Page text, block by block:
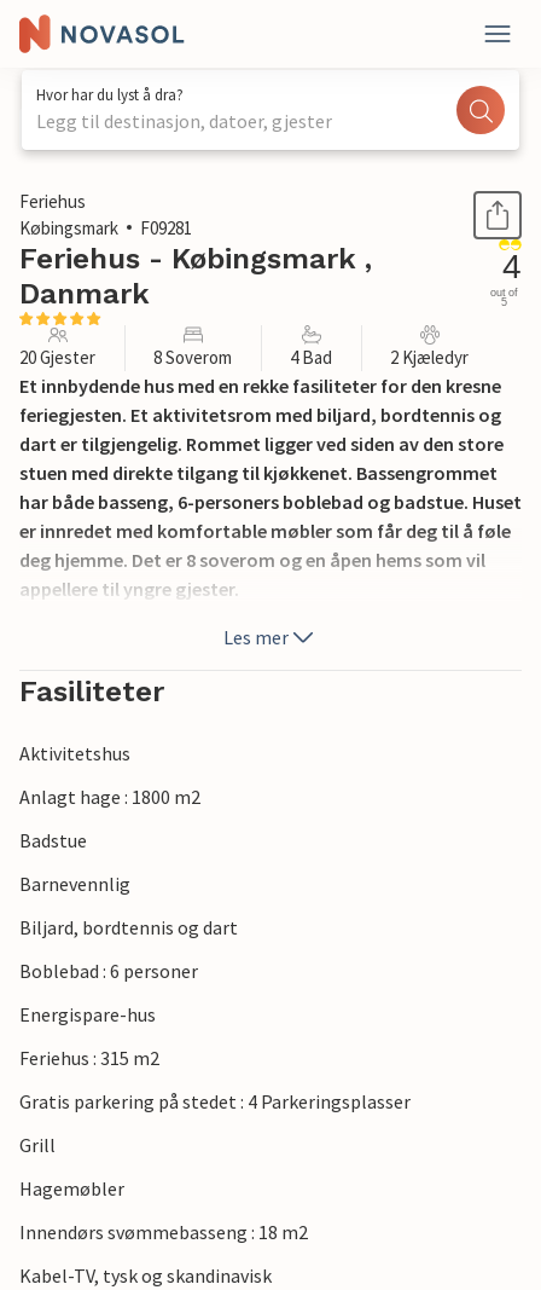
Hvor har du lyst å dra?
Legg til destinasjon, datoer, gjester
1 / 31
Feriehus
Købingsmark
F09281
Feriehus - Købingsmark ,
Danmark
4
out of
5
20 Gjester 8 Soverom 4 Bad 2 Kjæledyr
Et innbydende hus med en rekke fasiliteter for den kresne
feriegjesten. Et aktivitetsrom med biljard, bordtennis og
dart er tilgjengelig. Rommet ligger ved siden av den store
stuen med direkte tilgang til kjøkkenet. Bassengrommet
har både basseng, 6-personers boblebad og badstue. Huset
er innredet med komfortable møbler som får deg til å føle
deg hjemme. Det er 8 soverom og en åpen hems som vil
appellere til yngre gjester.
shoppingmuligheter og historiske severdigheter.
Sengetøy, håndklær og barnestol kan leies i henhold til
NOVASOLs listepriser. Forskuddsbetaling for
sammen med de andre forbrukskostnadene.
Les mer
Fasiliteter
Aktivitetshus
Anlagt hage : 1800 m2
Badstue
Barnevennlig
Biljard, bordtennis og dart
Boblebad : 6 personer
Energispare-hus
Feriehus : 315 m2
Gratis parkering på stedet : 4 Parkeringsplasser
Grill
Hagemøbler
Innendørs svømmebasseng : 18 m2
Kabel-TV, tysk og skandinavisk